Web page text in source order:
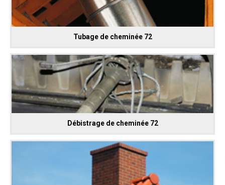
Tubage de cheminée 72
Débistrage de cheminée 72